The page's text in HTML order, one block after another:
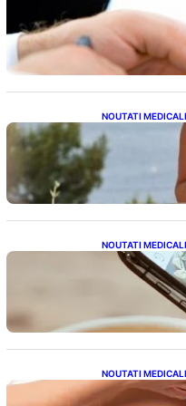
Acordul
Analiză
Condițiilor
NOUTATI
Nașterea
alegere
regală
NOUTATI
Revoluția
Avantaje,
Energetice
NOUTATI
Varicele și